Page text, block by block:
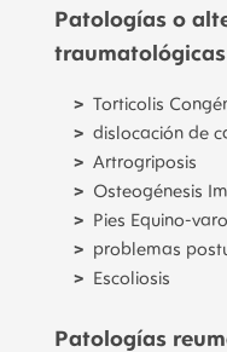
Patologías o
traumatológicas
Torticolis
dislocación de
Artrogriposis
Osteogénesis
Pies Equino-
problemas
Escoliosis
Patologías